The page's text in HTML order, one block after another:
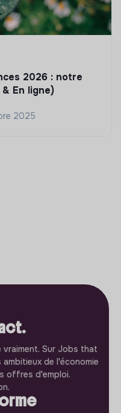
2026 : notre
En ligne)
2025
vraiment. Sur Jobs that
de l'économie
offres d'emploi.